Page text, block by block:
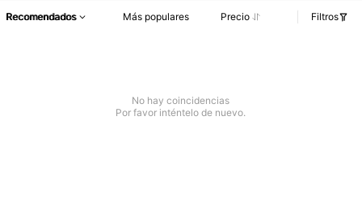
Recomendados Más populares Precio Filtros
No hay coincidencias
Por favor inténtelo de nuevo.